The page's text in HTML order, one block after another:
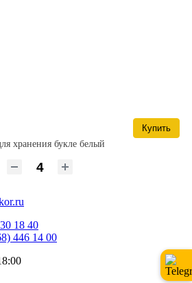
Купить
хранения букле белый
18 40
446 14 00